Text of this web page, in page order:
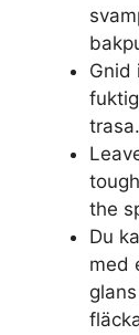
Gnid
trasa.
the
Du
med